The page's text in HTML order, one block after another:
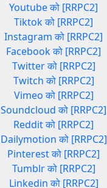
Youtube को [RRPC2]
Tiktok को [RRPC2]
Instagram को [RRPC2]
Facebook को [RRPC2]
Twitter को [RRPC2]
Twitch को [RRPC2]
Vimeo को [RRPC2]
Soundcloud को [RRPC2]
Reddit को [RRPC2]
Dailymotion को [RRPC2]
Pinterest को [RRPC2]
Tumblr को [RRPC2]
Linkedin को [RRPC2]